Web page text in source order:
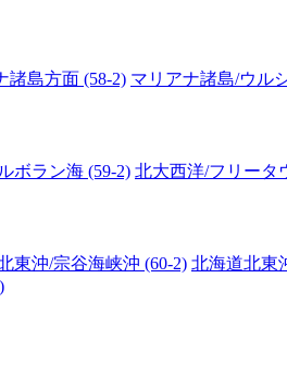
諸島方面 (58-2) マリアナ諸島/ウル
ボラン海 (59-2) 北大西洋/フリータ
東沖/宗谷海峡沖 (60-2) 北海道北東